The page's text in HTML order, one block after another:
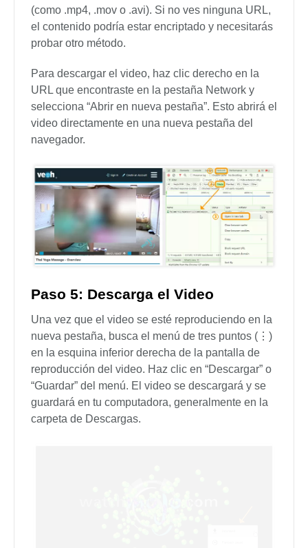
(como .mp4, .mov o .avi). Si no ves ninguna URL,
el contenido podría estar encriptado y necesitarás
probar otro método.
Para descargar el video, haz clic derecho en la
URL que encontraste en la pestaña Network y
selecciona “Abrir en nueva pestaña”. Esto abrirá el
video directamente en una nueva pestaña del
navegador.
Paso 5: Descarga el Video
Una vez que el video se esté reproduciendo en la
nueva pestaña, busca el menú de tres puntos (⋮)
en la esquina inferior derecha de la pantalla de
reproducción del video. Haz clic en “Descargar” o
“Guardar” del menú. El video se descargará y se
guardará en tu computadora, generalmente en la
carpeta de Descargas.